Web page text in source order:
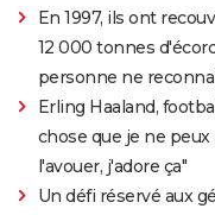
En 1997, ils ont
12 000 tonnes
personne ne
Erling Haaland,
chose que je ne
l'avouer, j'adore ça"
Un défi réservé aux